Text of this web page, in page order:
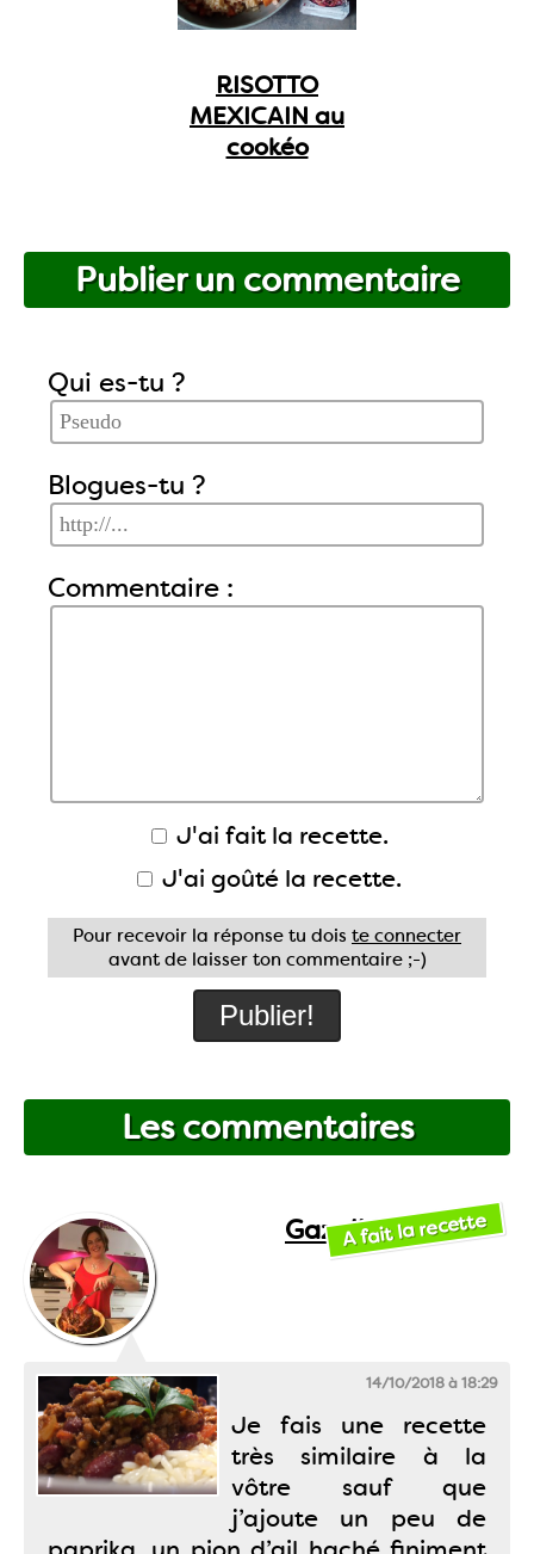
RISOTTO
MEXICAIN au
cookéo
Publier un commentaire
Qui es-tu ?
Blogues-tu ?
Commentaire :
J'ai fait la recette.
J'ai goûté la recette.
Pour recevoir la réponse tu dois te connecter
avant de laisser ton commentaire ;-)
Les commentaires
GazelleA fait la recette
14/10/2018 à 18:29
Je fais une recette
très similaire à la
vôtre sauf que
j’ajoute un peu de